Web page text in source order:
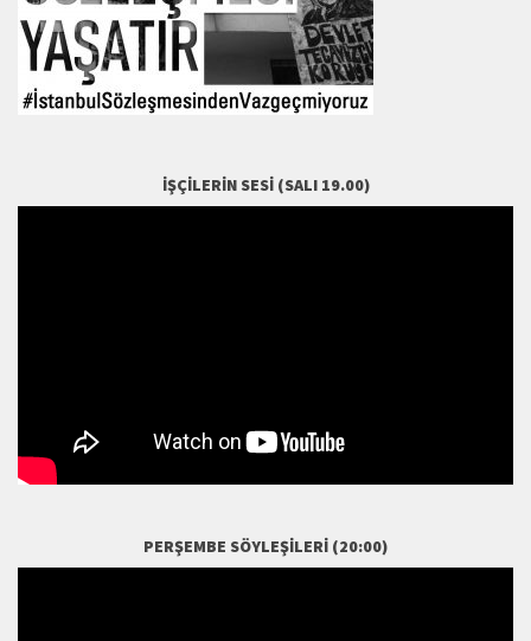
İŞÇILERIN SESI (SALI 19.00)
PERŞEMBE SÖYLEŞILERI (20:00)